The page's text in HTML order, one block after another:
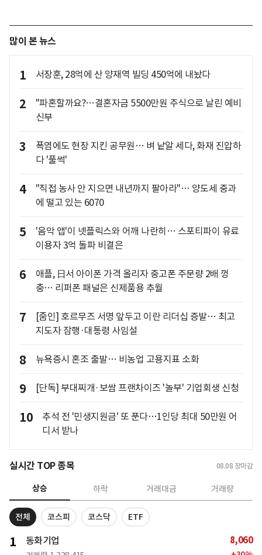
많이 본 뉴스
1 서장훈, 28억에 산 양재역 빌딩 450억에 내놨다
2
"파혼할까요?…결혼자금 5500만원 주식으로 날린 예비
신부
3
폭염에도 현장 지킨 공무원… 벼 낱알 세다, 화재 진압하
다 '풀썩'
4
"직접 농사 안 지으면 내년까지 팔아라"… 양도세 중과
에 떨고 있는 6070
5
'음악 앱'이 넷플릭스와 어깨 나란히… 스포티파이 유료
이용자 3억 돌파 비결은
6
애플, 日서 아이폰 가격 올리자 중고폰 주문량 2배 껑
충… 리퍼폰 패널은 신제품용 추월
7
[줌인] 호르무즈 서명 앞두고 이란 리더십 증발… 최고
지도자 잠행·대통령 사임설
8 뉴욕증시 혼조 출발… 비농업 고용지표 소화
9 [단독] 부대찌개·보쌈 프랜차이즈 '놀부' 기업회생 신청
10
추석 전 '민생지원금' 또 푼다…1인당 최대 50만원 어
디서 받나
실시간 TOP 종목 08.08 장마감
상승 하락 거래대금 거래량
전체 코스피 코스닥 ETF
1 동화기업 8,060